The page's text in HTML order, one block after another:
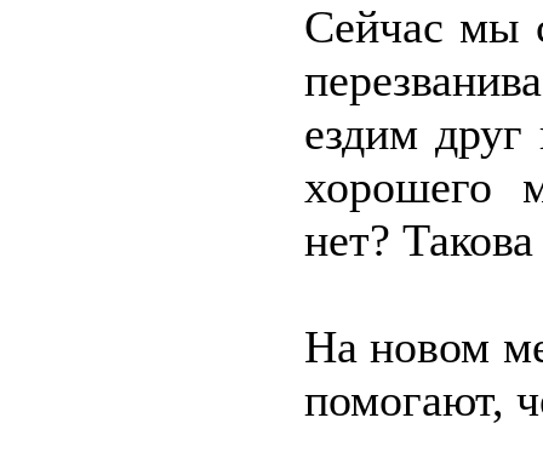
Сейчас мы
ездим
хорошего
нет?
На новом
помогают,